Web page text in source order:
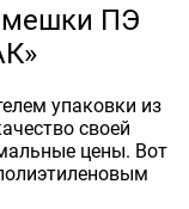
мешки ПЭ
упаковки из
своей
цены. Вот